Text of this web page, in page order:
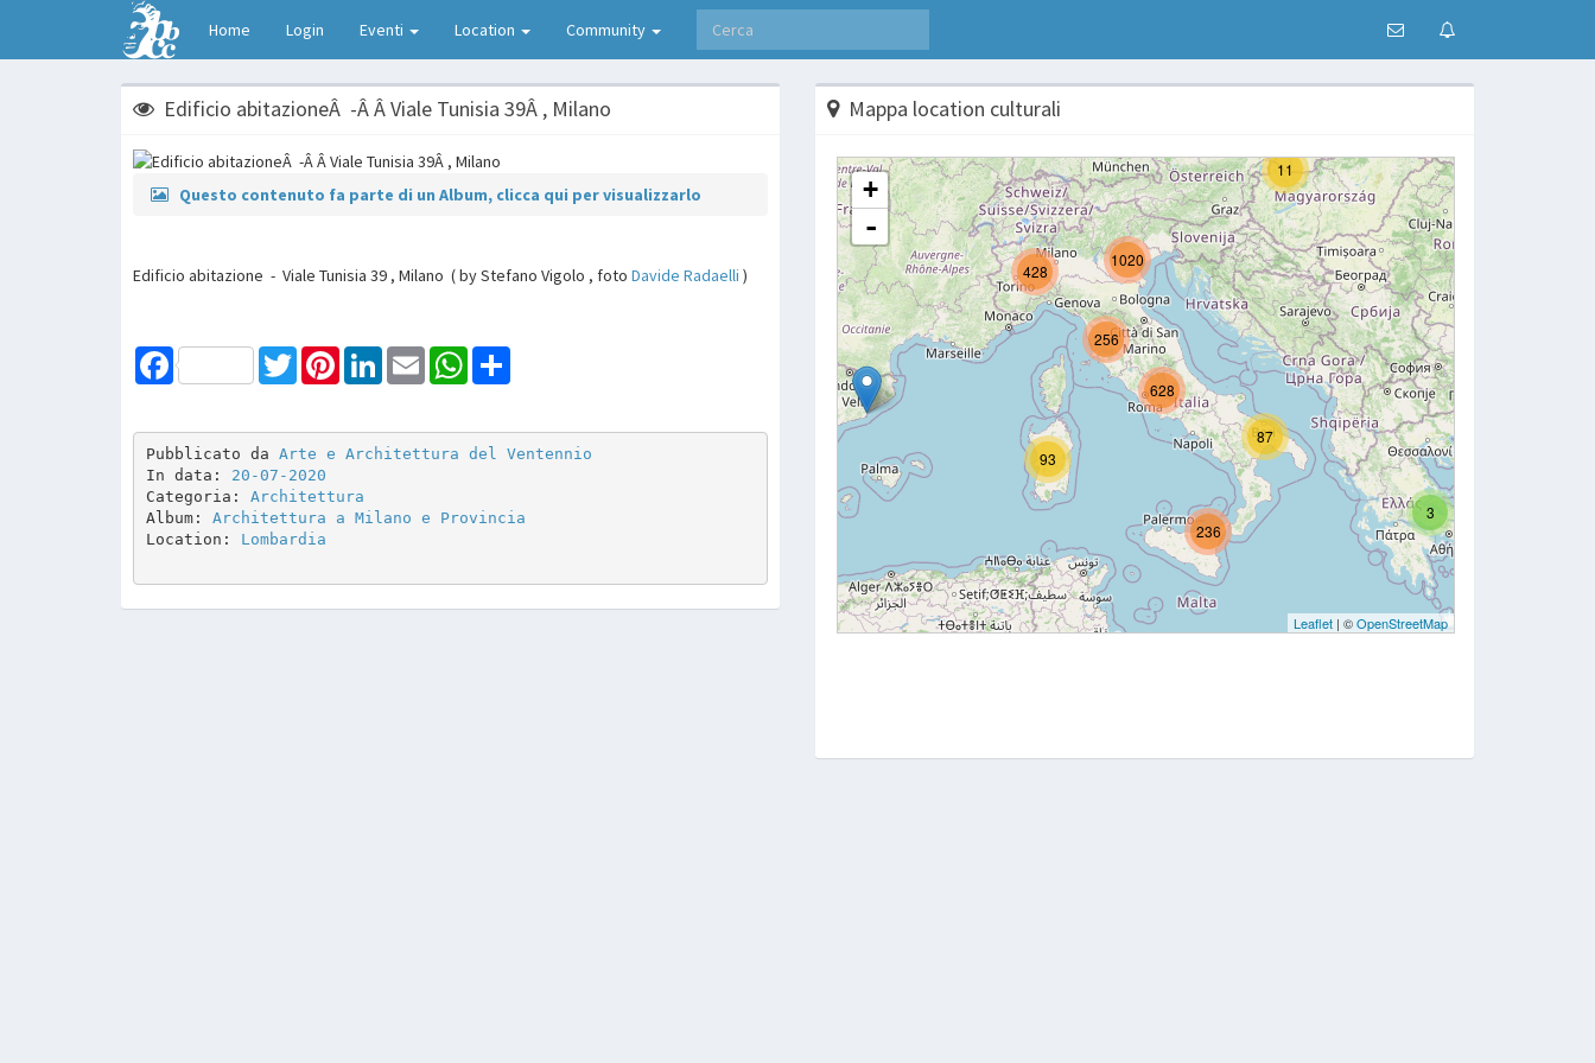
Home Login Eventi Location Community
Edificio abitazioneÂ -Â Â Viale Tunisia 39Â , Milano
Questo contenuto fa parte di un Album, clicca qui per visualizzarlo
Edificio abitazione - Viale Tunisia 39 , Milano ( by Stefano Vigolo , foto Davide Radaelli )
Facebook TwitterPinterestLinkedInEmail WhatsApp
Pubblicato da Arte e Architettura del Ventennio
In data: 20-07-2020
Categoria: Architettura
Album: Architettura a Milano e Provincia
Location: Lombardia
Mappa location culturali